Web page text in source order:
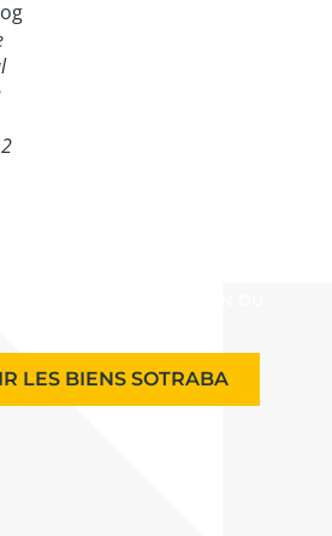
LES BIENS SOTRABA